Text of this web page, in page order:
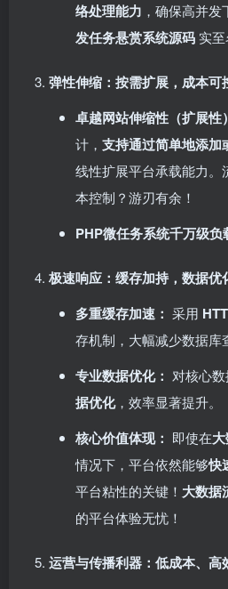
络处理能力 ，确保高并发
发任务悬赏系统源码 实至
弹性伸缩：按需扩展，成本可
卓越网站伸缩性（扩展性
计，​ 支持通过简单地添加
线性扩展平台承载能力
本控制？游刃有余！
PHP微任务系统千万级负
极速响应：缓存加持，数据优
多重缓存加速：​ 采用 ​
存机制，大幅减少数据库
专业数据优化：​ 对核心
据优化，效率显著提升。
核心价值体现：​ 即使在
情况下，平台依然能够快
平台粘性的关键！​ 大数据
的平台体验无忧！
运营与传播利器：低成本、高